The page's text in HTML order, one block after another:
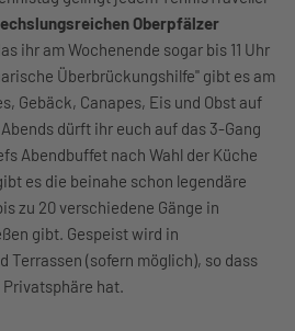
Oberpfälzer
ihr am Wochenende sogar bis 11 Uhr
Überbrückungshilfe" gibt es am
Gebäck, Canapes, Eis und Obst auf
dürft ihr euch auf das 3-Gang
Abendbuffet nach Wahl der Küche
es die beinahe schon legendäre
zu 20 verschiedene Gänge in
gibt. Gespeist wird in
Terrassen (sofern möglich), so dass
hat.